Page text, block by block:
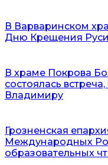
В Варваринском
Дню Крещения Руси
В храме Покрова
состоялась
Владимиру
Грозненская
Международных
образовательных